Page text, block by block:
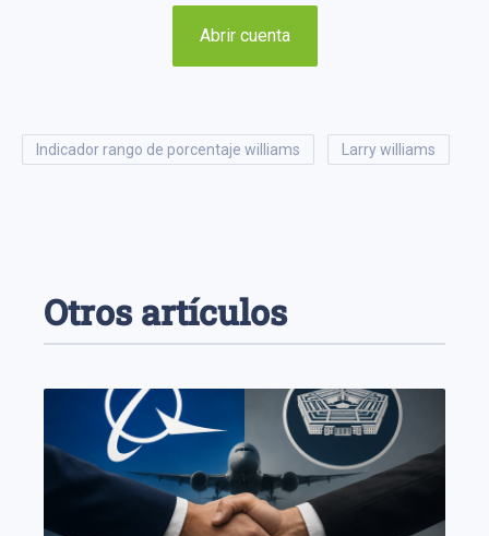
Abrir cuenta
indicador rango de porcentaje williams larry williams
Otros artículos